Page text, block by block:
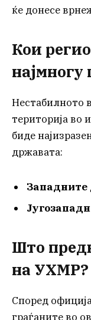
ќе донесе
Кои
најмногу
Нестабилното
територија во
биде
државата:
Западните
Што
на УХМР?
Според
граѓаните во